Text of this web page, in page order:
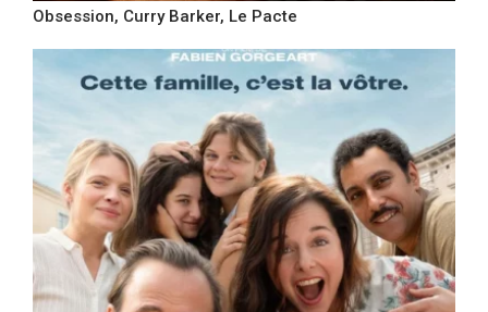
Obsession, Curry Barker, Le Pacte